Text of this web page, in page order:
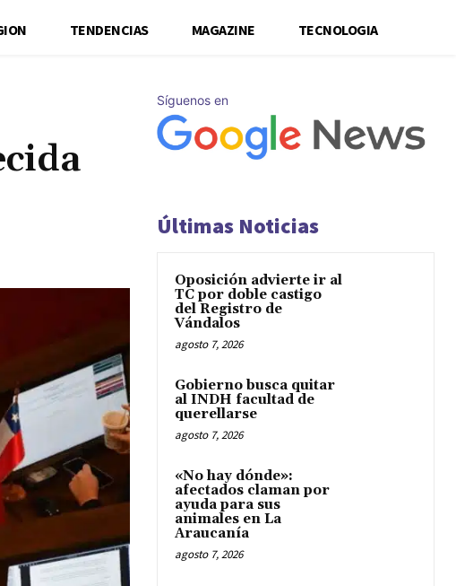
TENDENCIAS MAGAZINE TECNOLOGIA
Síguenos en
Últimas Noticias
Oposición advierte ir al
TC por doble castigo
del Registro de
Vándalos
agosto 7, 2026
Gobierno busca quitar
al INDH facultad de
querellarse
agosto 7, 2026
«No hay dónde»:
afectados claman por
ayuda para sus
animales en La
Araucanía
agosto 7, 2026